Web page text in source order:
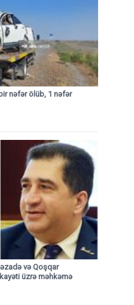
nəfər ölüb, 1 nəfər
və Qoşqar
üzrə məhkəmə